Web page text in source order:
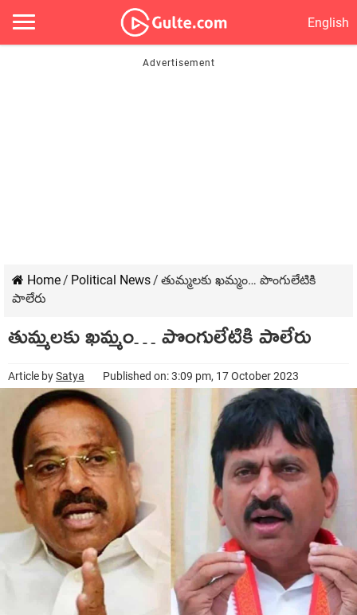
English
Home/ Political News/ తుమ్మలకు ఖమ్మం… పొంగులేటికి
పాలేరు
తుమ్మలకు ఖమ్మం… పొంగులేటికి పాలేరు
Article bySatya Published on: 3:09 pm, 17 October 2023